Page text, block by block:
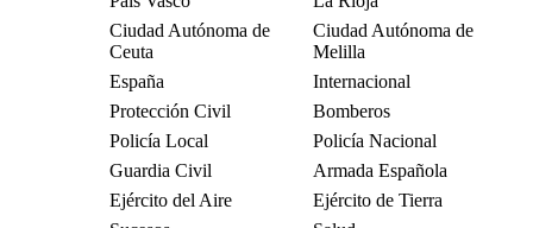
Ciudad Autónoma de
Ceuta
Ciudad Autónoma de
Melilla
España
Internacional
Protección Civil
Bomberos
Policía Local
Policía Nacional
Guardia Civil
Armada Española
Ejército del Aire
Ejército de Tierra